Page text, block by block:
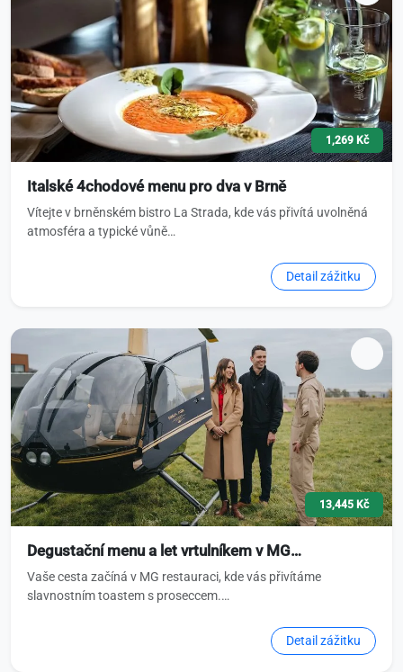
1,269 Kč
Italské 4chodové menu pro dva v Brně
Vítejte v brněnském bistro La Strada, kde vás přivítá uvolněná
atmosféra a typické vůně…
Detail zážitku
13,445 Kč
Degustační menu a let vrtulníkem v MG…
Vaše cesta začíná v MG restauraci, kde vás přivítáme
slavnostním toastem s proseccem.…
Detail zážitku